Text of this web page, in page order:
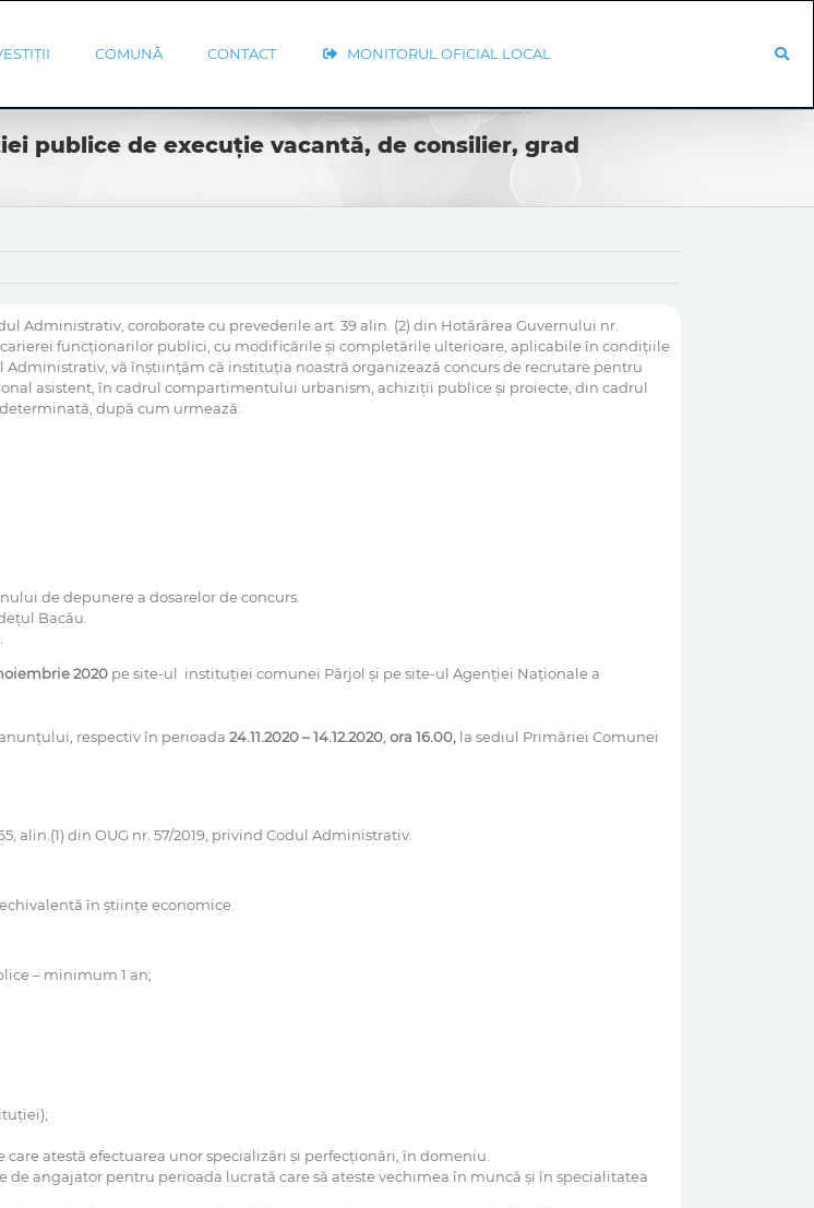
COMUNĂ CONTACT MONITORUL OFICIAL LOCAL
publice de execuție vacantă, de consilier, grad
Administrativ, coroborate cu prevederile art. 39 alin. (2) din Hotărârea Guvernului nr.
funcţionarilor publici, cu modificările şi completările ulterioare, aplicabile în condițiile
Administrativ, vă înştiinţăm că instituţia noastră organizează concurs de recrutare pentru
asistent, în cadrul compartimentului urbanism, achiziții publice și proiecte, din cadrul
după cum urmează:
de depunere a dosarelor de concurs.
Bacău.
2020 pe site-ul instituției comunei Pârjol și pe site-ul Agenției Naționale a
respectiv în perioada 24.11.2020 – 14.12.2020 ora 16.00, la sediul Primăriei Comunei
din OUG nr. 57/2019, privind Codul Administrativ.
în științe economice.
– minimum 1 an;
atestă efectuarea unor specializări și perfecționări, în domeniu.
angajator pentru perioada lucrată care să ateste vechimea în muncă și în specialitatea